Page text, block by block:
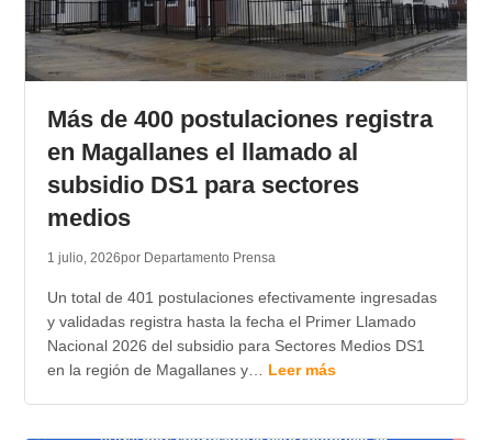
Más de 400 postulaciones registra
en Magallanes el llamado al
subsidio DS1 para sectores
medios
1 julio, 2026por Departamento Prensa
Un total de 401 postulaciones efectivamente ingresadas
y validadas registra hasta la fecha el Primer Llamado
Nacional 2026 del subsidio para Sectores Medios DS1
en la región de Magallanes y… Leer más